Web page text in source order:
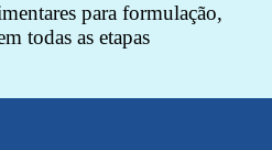
para formulação,
todas as etapas